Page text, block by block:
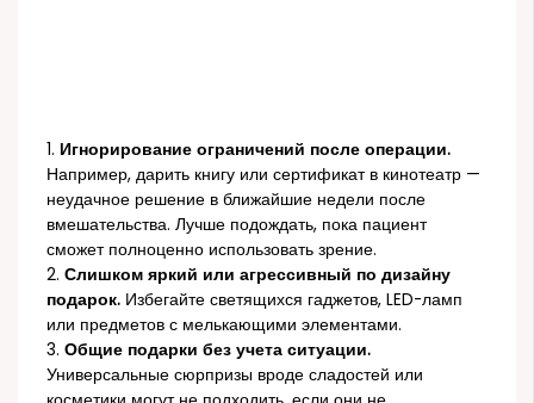
1. Игнорирование ограничений после операции.
Например, дарить книгу или сертификат в кинотеатр —
неудачное решение в ближайшие недели после
вмешательства. Лучше подождать, пока пациент
сможет полноценно использовать зрение.
2.Слишком яркий или агрессивный по дизайну
подарок. Избегайте светящихся гаджетов, LED-ламп
или предметов с мелькающими элементами.
3.Общие подарки без учета ситуации.
Универсальные сюрпризы вроде сладостей или